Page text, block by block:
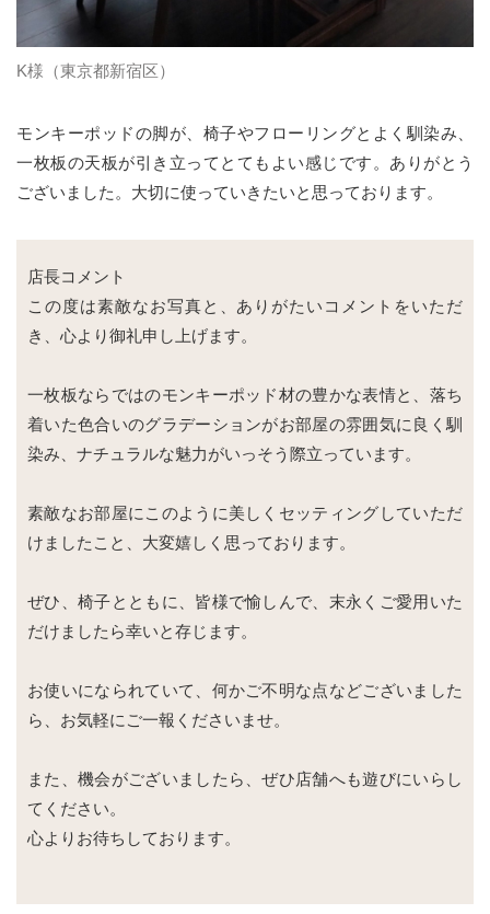
K様（東京都新宿区）
モンキーポッドの脚が、椅子やフローリングとよく馴染み、
一枚板の天板が引き立ってとてもよい感じです。ありがとう
ございました。大切に使っていきたいと思っております。
店長コメント
この度は素敵なお写真と、ありがたいコメントをいただ
き、心より御礼申し上げます。
一枚板ならではのモンキーポッド材の豊かな表情と、落ち
着いた色合いのグラデーションがお部屋の雰囲気に良く馴
染み、ナチュラルな魅力がいっそう際立っています。
素敵なお部屋にこのように美しくセッティングしていただ
けましたこと、大変嬉しく思っております。
ぜひ、椅子とともに、皆様で愉しんで、末永くご愛用いた
だけましたら幸いと存じます。
お使いになられていて、何かご不明な点などございました
ら、お気軽にご一報くださいませ。
また、機会がございましたら、ぜひ店舗へも遊びにいらし
てください。
心よりお待ちしております。